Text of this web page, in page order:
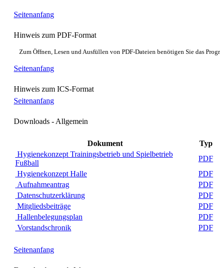
Seitenanfang
Hinweis zum PDF-Format
Zum Öffnen, Lesen und Ausfüllen von PDF-Dateien benötigen Sie das
Seitenanfang
Hinweis zum ICS-Format
Seitenanfang
Downloads - Allgemein
Dokument
Typ
Hygienekonzept Trainingsbetrieb und Spielbetrieb
Fußball
PDF
Hygienekonzept Halle
PDF
Aufnahmeantrag
PDF
Datenschutzerklärung
PDF
Mitgliedsbeiträge
PDF
Hallenbelegungsplan
PDF
Vorstandschronik
PDF
Seitenanfang